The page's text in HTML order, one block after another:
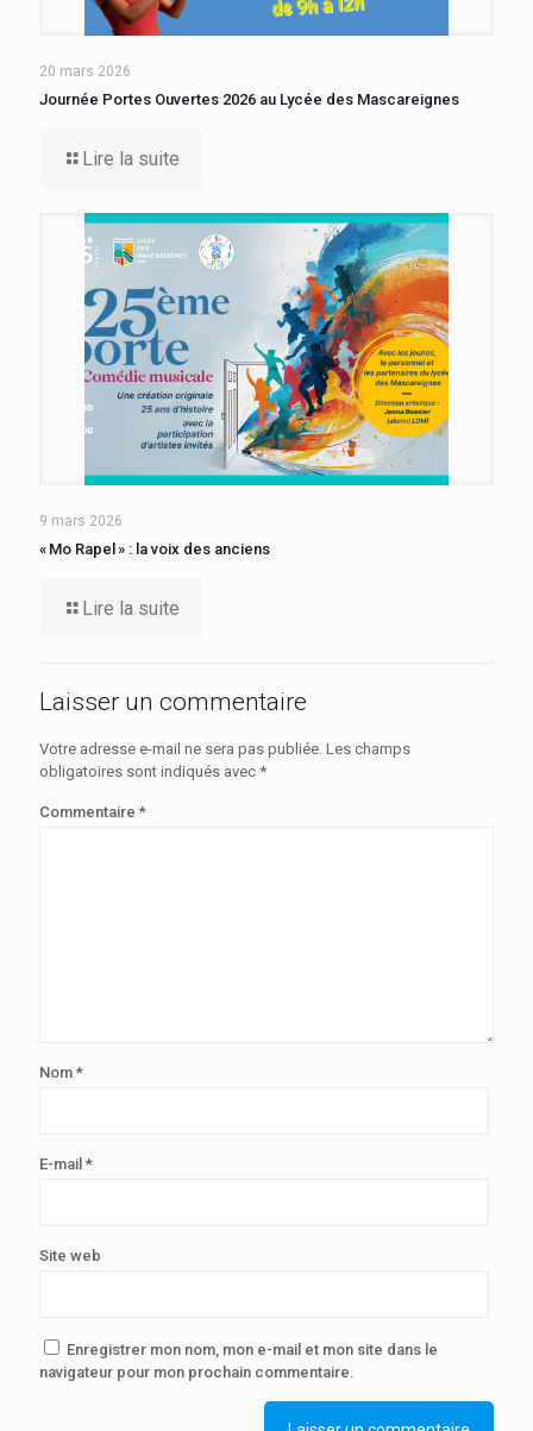
20 mars 2026
Journée Portes Ouvertes 2026 au Lycée des Mascareignes
Lire la suite
9 mars 2026
« Mo Rapel » : la voix des anciens
Lire la suite
Laisser un commentaire
Votre adresse e-mail ne sera pas publiée. Les champs
obligatoires sont indiqués avec *
Commentaire *
Nom *
E-mail *
Site web
Enregistrer mon nom, mon e-mail et mon site dans le
navigateur pour mon prochain commentaire.